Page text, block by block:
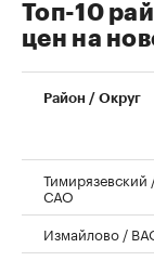
Топ-10
цен на
Район / Округ
Тимирязевский
САО
Измайлово /